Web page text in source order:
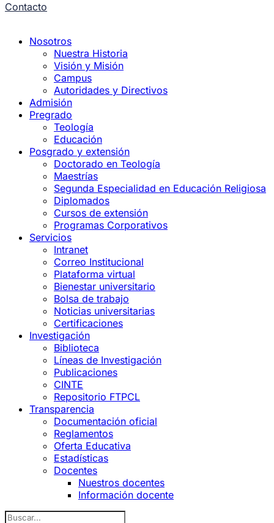
Contacto
Nosotros
Nuestra Historia
Visión y Misión
Campus
Autoridades y Directivos
Admisión
Pregrado
Teología
Educación
Posgrado y extensión
Doctorado en Teología
Maestrías
Segunda Especialidad en Educación Religiosa
Diplomados
Cursos de extensión
Programas Corporativos
Servicios
Intranet
Correo Institucional
Plataforma virtual
Bienestar universitario
Bolsa de trabajo
Noticias universitarias
Certificaciones
Investigación
Biblioteca
Líneas de Investigación
Publicaciones
CINTE
Repositorio FTPCL
Transparencia
Documentación oficial
Reglamentos
Oferta Educativa
Estadísticas
Docentes
Nuestros docentes
Información docente